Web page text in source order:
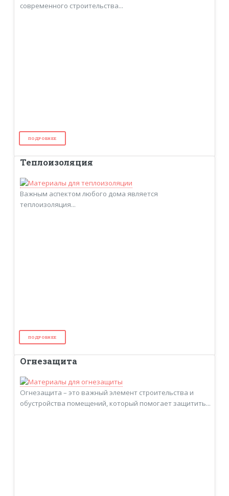
современного строительства...
ПОДРОБНЕЕ
Теплоизоляция
Важным аспектом любого дома является
теплоизоляция...
ПОДРОБНЕЕ
Огнезащита
Огнезащита – это важный элемент строительства и
обустройства помещений, который помогает защитить...